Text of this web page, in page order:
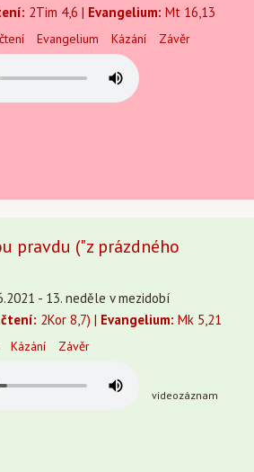
2Tim 4,6 | Evangelium: Mt 16,13
Evangelium Kázání Závěr
pravdu ("z prázdného
- 13. neděle v mezidobí
2Kor 8,7) | Evangelium: Mk 5,21
Kázání Závěr
videozáznam